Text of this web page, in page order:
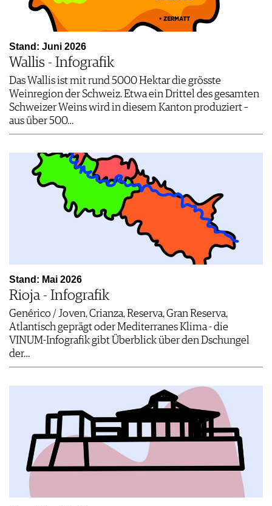
Stand: Juni 2026
Wallis - Infografik
Das Wallis ist mit rund 5000 Hektar die grösste
Weinregion der Schweiz. Etwa ein Drittel des gesamten
Schweizer Weins wird in diesem Kanton produziert –
aus über 500…
Stand: Mai 2026
Rioja - Infografik
Genérico / Joven, Crianza, Reserva, Gran Reserva,
Atlantisch geprägt oder Mediterranes Klima - die
VINUM-Infografik gibt Überblick über den Dschungel
der…